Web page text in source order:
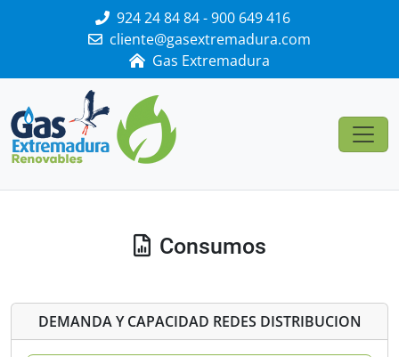
924 24 84 84 - 900 649 416
cliente@gasextremadura.com
Gas Extremadura
Consumos
DEMANDA Y CAPACIDAD REDES DISTRIBUCION